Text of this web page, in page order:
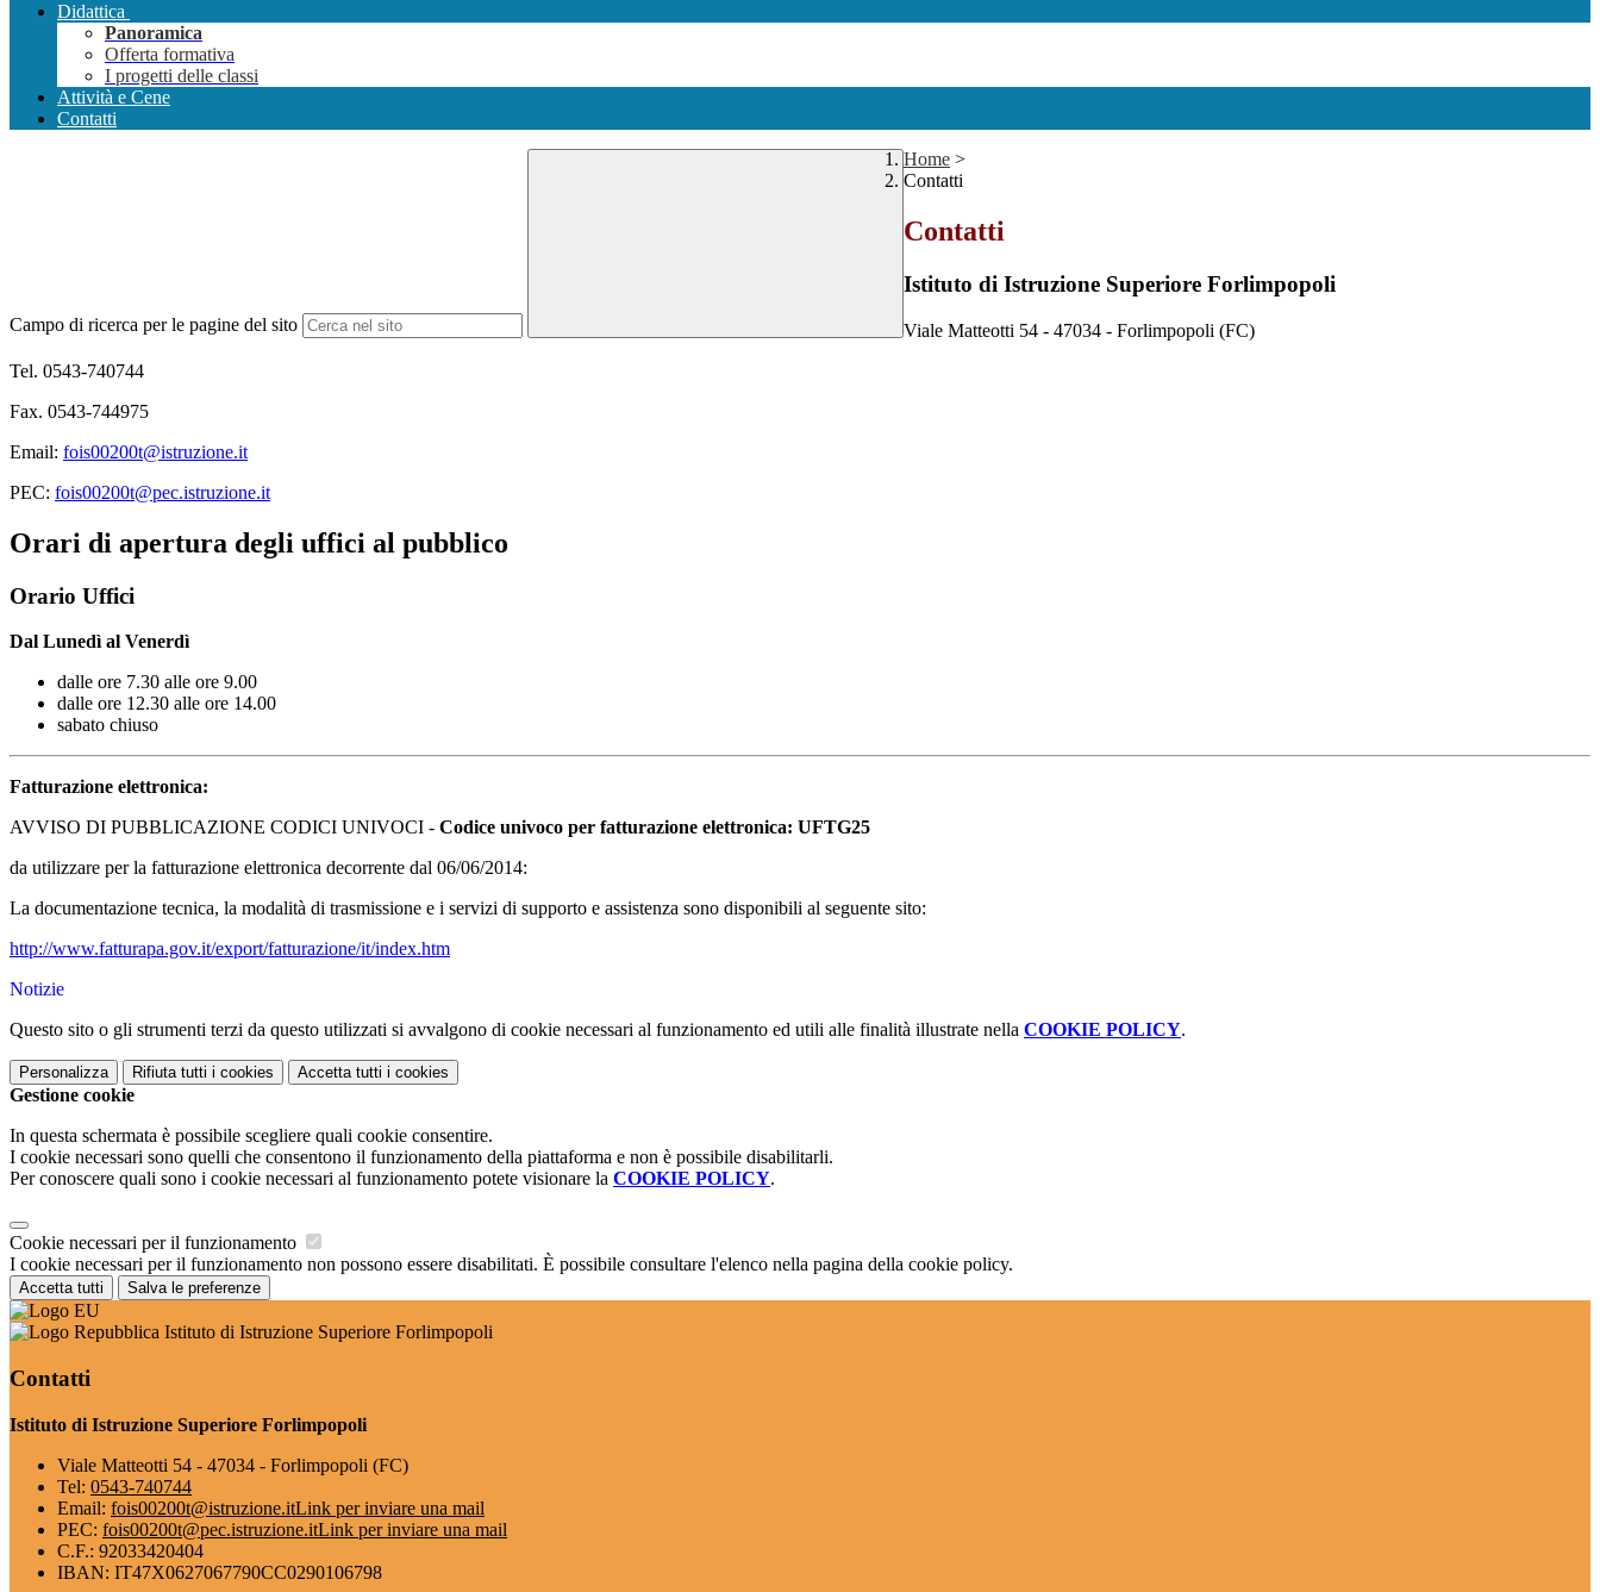
Didattica
Panoramica
Offerta formativa
I progetti delle classi
Attività e Cene
Contatti
Campo di ricerca per le pagine del sito
Home >
Contatti
Contatti
Istituto di Istruzione Superiore Forlimpopoli
Viale Matteotti 54 - 47034 - Forlimpopoli (FC)
Tel. 0543-740744
Fax. 0543-744975
Email: fois00200t@istruzione.it
PEC: fois00200t@pec.istruzione.it
Orari di apertura degli uffici al pubblico
Orario Uffici
Dal Lunedì al Venerdì
dalle ore 7.30 alle ore 9.00
dalle ore 12.30 alle ore 14.00
sabato chiuso
Fatturazione elettronica:
AVVISO DI PUBBLICAZIONE CODICI UNIVOCI - Codice univoco per fatturazione elettronica: UFTG25
da utilizzare per la fatturazione elettronica decorrente dal 06/06/2014:
La documentazione tecnica, la modalità di trasmissione e i servizi di supporto e assistenza sono disponibili al seguente sito:
http://www.fatturapa.gov.it/export/fatturazione/it/index.htm
Notizie
Questo sito o gli strumenti terzi da questo utilizzati si avvalgono di cookie necessari al funzionamento ed utili alle finalità illustrate nella COOKIE POLICY.
Personalizza Rifiuta tutti i cookies Accetta tutti i cookies
Gestione cookie
In questa schermata è possibile scegliere quali cookie consentire.
I cookie necessari sono quelli che consentono il funzionamento della piattaforma e non è possibile disabilitarli.
Per conoscere quali sono i cookie necessari al funzionamento potete visionare la COOKIE POLICY.
Cookie necessari per il funzionamento
I cookie necessari per il funzionamento non possono essere disabilitati. È possibile consultare l'elenco nella pagina della cookie policy.
Accetta tutti Salva le preferenze
Istituto di Istruzione Superiore Forlimpopoli
Contatti
Istituto di Istruzione Superiore Forlimpopoli
Viale Matteotti 54 - 47034 - Forlimpopoli (FC)
Tel: 0543-740744
Email: fois00200t@istruzione.itLink per inviare una mail
PEC: fois00200t@pec.istruzione.itLink per inviare una mail
C.F.: 92033420404
IBAN: IT47X0627067790CC0290106798